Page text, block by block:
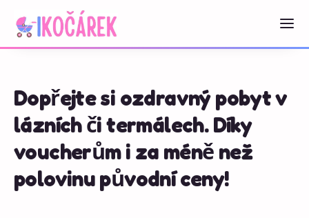
Dopřejte si ozdravný pobyt v
lázních či termálech. Díky
voucherům i za méně než
polovinu původní ceny!